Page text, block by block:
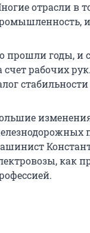
отрасли в
и
прошли годы, и
счет рабочих
как